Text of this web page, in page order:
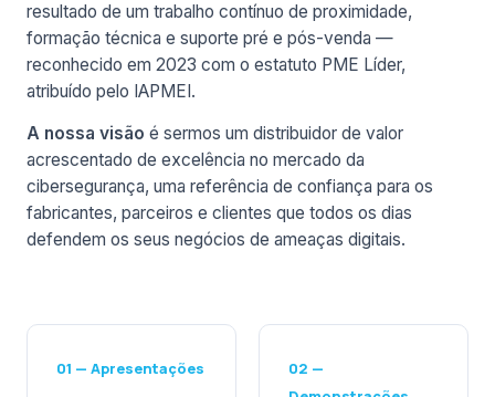
resultado de um trabalho contínuo de proximidade,
formação técnica e suporte pré e pós-venda —
reconhecido em 2023 com o estatuto PME Líder,
atribuído pelo IAPMEI.
A nossa visão é sermos um distribuidor de valor
acrescentado de excelência no mercado da
cibersegurança, uma referência de confiança para os
fabricantes, parceiros e clientes que todos os dias
defendem os seus negócios de ameaças digitais.
01 — Apresentações
02 —